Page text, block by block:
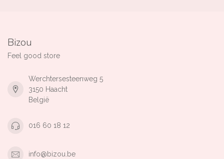
Bizou
Feel good store
Werchtersesteenweg 5
3150 Haacht
België
016 60 18 12
info@bizou.be